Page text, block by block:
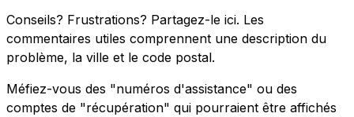
Conseils? Frustrations? Partagez-le ici. Les
commentaires utiles comprennent une description du
problème, la ville et le code postal.
Méfiez-vous des "numéros d'assistance" ou des
comptes de "récupération" qui pourraient être affichés